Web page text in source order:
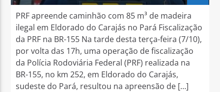
PRF apreende caminhão com 85 m³ de madeira
ilegal em Eldorado do Carajás no Pará Fiscalização
da PRF na BR-155 Na tarde desta terça-feira (7/10),
por volta das 17h, uma operação de fiscalização
da Polícia Rodoviária Federal (PRF) realizada na
BR-155, no km 252, em Eldorado do Carajás,
sudeste do Pará, resultou na apreensão de […]